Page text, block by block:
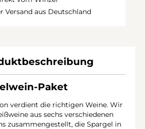
Versand aus Deutschland
Paket
verdient die richtigen Weine. Wir
aus sechs verschiedenen
zusammengestellt, die Spargel in